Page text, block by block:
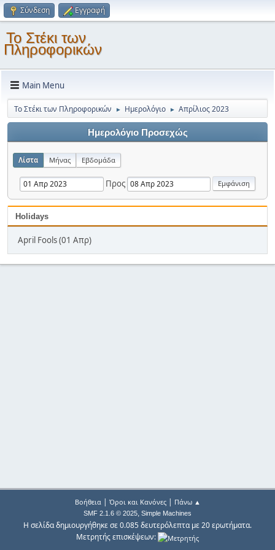
Σύνδεση Εγγραφή
Το Στέκι των
Πληροφορικών
Main Menu
Το Στέκι των Πληροφορικών ► Ημερολόγιο ► Απρίλιος 2023
Ημερολόγιο Προσεχώς
Λίστα Μήνας Εβδομάδα
Προς
Holidays
April Fools (01 Απρ)
Βοήθεια| Όροι και Κανόνες| Πάνω ▲
SMF 2.1.6 © 2025, Simple Machines
Η σελίδα δημιουργήθηκε σε 0.085 δευτερόλεπτα με 20 ερωτήματα.
Μετρητής επισκέψεων: